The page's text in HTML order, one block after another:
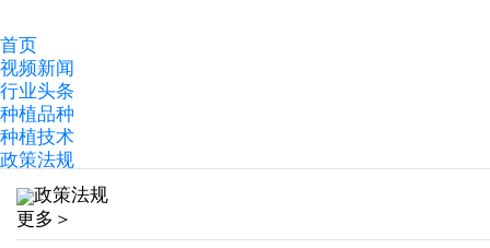
首页
视频新闻
行业头条
种植品种
种植技术
政策法规
政策法规
更多＞